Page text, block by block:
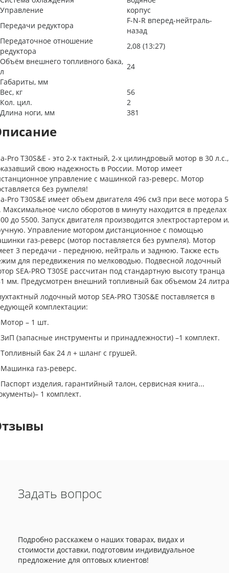
Управление
корпус
Передачи редуктора
F-N-R вперед-нейтраль-
назад
Передаточное отношение
редуктора
2,08 (13:27)
Объём внешнего топливного бака,
л
24
Габариты, мм
Вес, кг
56
Кол. цил.
2
Длина ноги, мм
381
Pro T30S&E - это 2-х тактный, 2-х цилиндровый мотор в 30 л.с.,
свою надежность в России. Мотор имеет
управление с машинкой газ-реверс. Мотор
без румпеля!
Pro T30S&E имеет объем двигателя 496 см3 при весе мотора
Максимальное число оборотов в минуту находится в пределах
до 5500. Запуск двигателя производится электростартером
Управление мотором дистанционное с помощью
газ-реверс (мотор поставляется без румпеля). Мотор
3 передачи - переднюю, нейтраль и заднюю. Также есть
для передвижения по мелководью. Подвесной лодочный
SEA-PRO T30SE рассчитан под стандартную высоту транца
мм. Предусмотрен внешний топливный бак объемом 24
лодочный мотор SEA-PRO T30S&E поставляется в
комплектации:
– 1 шт.
(запасные инструменты и принадлежности) –1 комплект.
бак 24 л + шланг с грушей.
газ-реверс.
изделия, гарантийный талон, сервисная книга...
1 комплект.
Задать вопрос
Подробно расскажем о наших товарах, видах и
стоимости доставки, подготовим индивидуальное
предложение для оптовых клиентов!